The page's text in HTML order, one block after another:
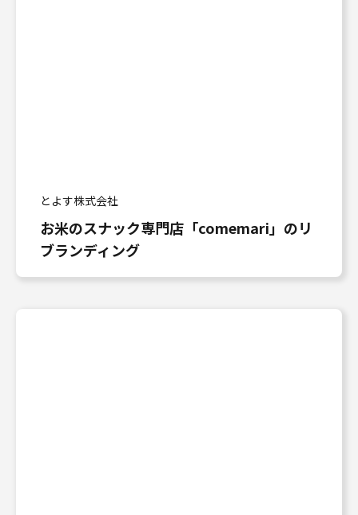
とよす株式会社
お米のスナック専門店「comemari」のリ
ブランディング